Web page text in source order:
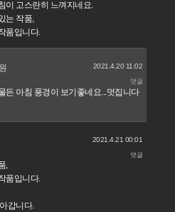
이 고스란히 느껴지네요.
는 작품,
품입니다.
2021.4.20 11:02
댓글
든 아침 풍경이 보기좋네요...멋집니다
2021.4.21 00:01
댓글
,
품입니다.
갑니다.